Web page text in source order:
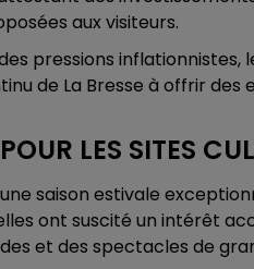
aux visiteurs.
pressions inflationnistes,
de La Bresse à offrir des
LES SITES
saison estivale
ont suscité un intérêt
et des spectacles de